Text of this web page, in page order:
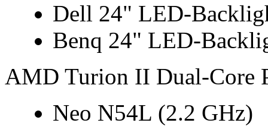
Dell 24" LED-
Benq 24" LED-
AMD Turion II Dual-Core
Neo N54L (2.2 GHz)